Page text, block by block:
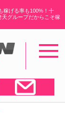
稼げる率も100%！十
グループだからこそ稼
toggle